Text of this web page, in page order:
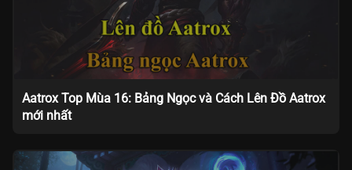
Aatrox Top Mùa 16: Bảng Ngọc và Cách Lên Đồ Aatrox
mới nhất